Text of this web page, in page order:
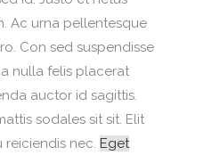
Ac urna pellentesque
Con sed suspendisse
nulla felis placerat
auctor id sagittis.
sodales sit sit. Elit
reiciendis nec. Eget